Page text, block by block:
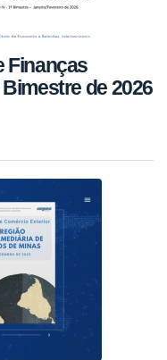
Finanças
de 2026